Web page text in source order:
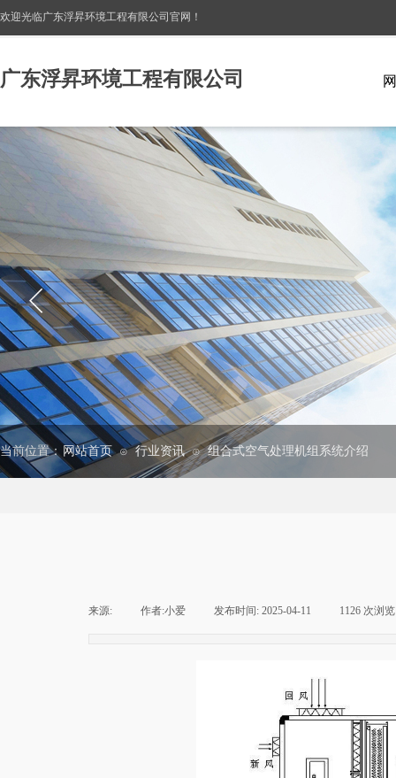
欢迎光临广东浮昇环境工程有限公司 官网！
广东浮昇环境工程有限公司
当前位置： 网站首页 ⊙ 行业资讯 ⊙ 组合式空气处理机组系统介绍
来源: 作者:小爱 发布时间: 2025-04-11 1126 次浏览